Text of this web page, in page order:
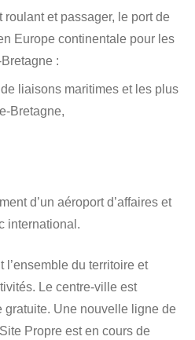
roulant et passager, le port de
Europe continentale pour les
:
liaisons maritimes et les plus
Bretagne,
d’un aéroport d’affaires et
international.
du territoire et
Le centre-ville est
gratuite. Une nouvelle ligne de
Propre est en cours de